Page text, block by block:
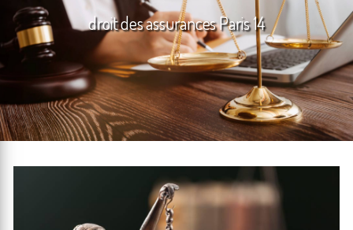
droit des assurances Paris 14